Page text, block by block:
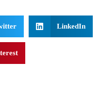
LinkedIn